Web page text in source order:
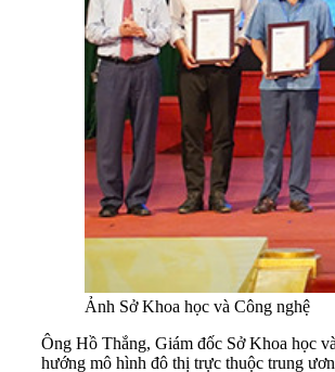
Ảnh Sở Khoa học và Công nghệ
Ông Hồ Thắng, Giám đốc Sở Khoa học
hướng mô hình đô thị trực thuộc trung